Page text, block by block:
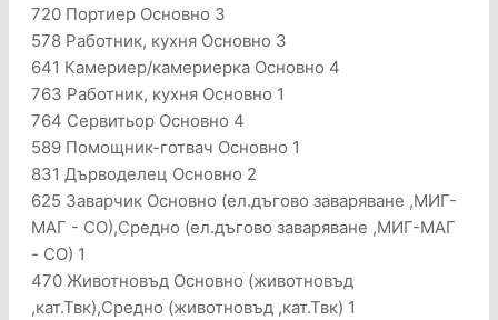
720 Портиер Основно 3
578 Работник, кухня Основно 3
641 Камериер/камериерка Основно 4
763 Работник, кухня Основно 1
764 Сервитьор Основно 4
589 Помощник-готвач Основно 1
831 Дърводелец Основно 2
625 Заварчик Основно (ел.дъгово заваряване ,МИГ-
МАГ - СО),Средно (ел.дъгово заваряване ,МИГ-МАГ
- СО) 1
470 Животновъд Основно (животновъд
,кат.Твк),Средно (животновъд ,кат.Твк) 1